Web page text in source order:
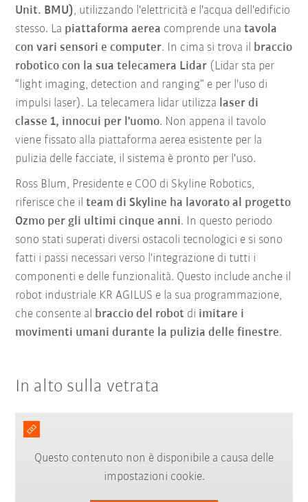
Unit. BMU), utilizzando l'elettricità e l'acqua dell'edificio
stesso. La piattaforma aerea comprende unatavola
con vari sensori e computer. In cima si trova il braccio
robotico con la sua telecamera Lidar (Lidar sta per
“light imaging, detection and ranging” e per l'uso di
impulsi laser). La telecamera lidar utilizza laser di
classe 1, innocui per l'uomo. Non appena il tavolo
viene fissato alla piattaforma aerea esistente per la
pulizia delle facciate, il sistema è pronto per l'uso.
Ross Blum, Presidente e COO di Skyline Robotics,
riferisce che ilteam di Skyline ha lavorato al progetto
Ozmo per gli ultimi cinque anni. In questo periodo
sono stati superati diversi ostacoli tecnologici e si sono
fatti i passi necessari verso l'integrazione di tutti i
componenti e delle funzionalità. Questo include anche il
robot industriale KR AGILUS e la sua programmazione,
che consente al braccio del robot di imitare i
movimenti umani durante la pulizia delle finestre.
In alto sulla vetrata
Questo contenuto non è disponibile a causa delle
impostazioni cookie.